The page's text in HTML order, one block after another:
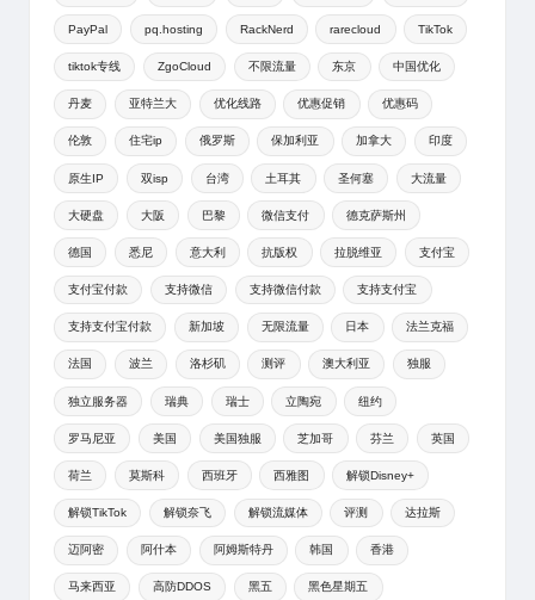
PayPal pq.hosting RackNerd rarecloud TikTok
tiktok专线 ZgoCloud 不限流量 东京 中国优化
丹麦 亚特兰大 优化线路 优惠促销 优惠码
伦敦 住宅ip 俄罗斯 保加利亚 加拿大 印度
原生IP 双isp 台湾 土耳其 圣何塞 大流量
大硬盘 大阪 巴黎 微信支付 德克萨斯州
德国 悉尼 意大利 抗版权 拉脱维亚 支付宝
支付宝付款 支持微信 支持微信付款 支持支付宝
支持支付宝付款 新加坡 无限流量 日本 法兰克福
法国 波兰 洛杉矶 测评 澳大利亚 独服
独立服务器 瑞典 瑞士 立陶宛 纽约
罗马尼亚 美国 美国独服 芝加哥 芬兰 英国
荷兰 莫斯科 西班牙 西雅图 解锁Disney+
解锁TikTok 解锁奈飞 解锁流媒体 评测 达拉斯
迈阿密 阿什本 阿姆斯特丹 韩国 香港
马来西亚 高防DDOS 黑五 黑色星期五